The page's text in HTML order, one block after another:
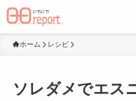
ホーム レシピ
ソレダメでエス